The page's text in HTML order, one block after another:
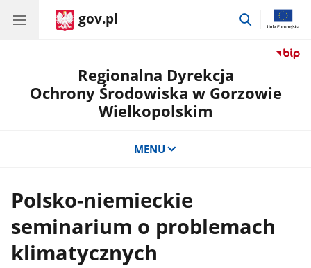
gov.pl
przejdź
Regionalna Dyrekcja
Ochrony Środowiska w Gorzowie
Wielkopolskim
MENU
Polsko-niemieckie
seminarium o problemach
klimatycznych